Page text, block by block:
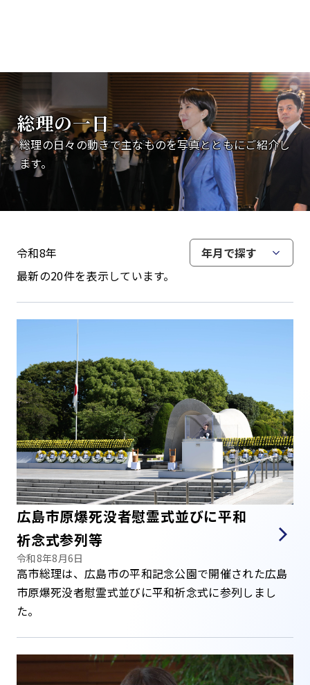
総理の一日
総理の日々の動きで主なものを写真とともにご紹介し
ます。
令和8年
年月で探す
最新の20件を表示しています。
広島市原爆死没者慰霊式並びに平和
祈念式参列等
令和8年8月6日
高市総理は、広島市の平和記念公園で開催された広島
市原爆死没者慰霊式並びに平和祈念式に参列しまし
た。